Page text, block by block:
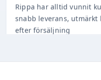
snabb leverans, utmärkt
efter försäljning